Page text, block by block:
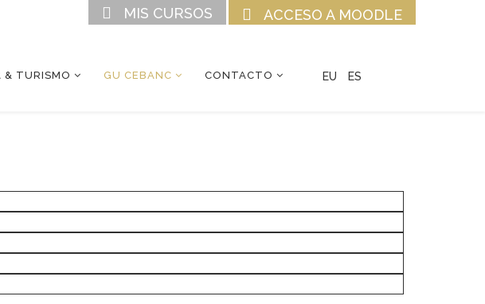
ACCESO A MOODLE
MIS CURSOS
& TURISMO GU CEBANC CONTACTO EU ES